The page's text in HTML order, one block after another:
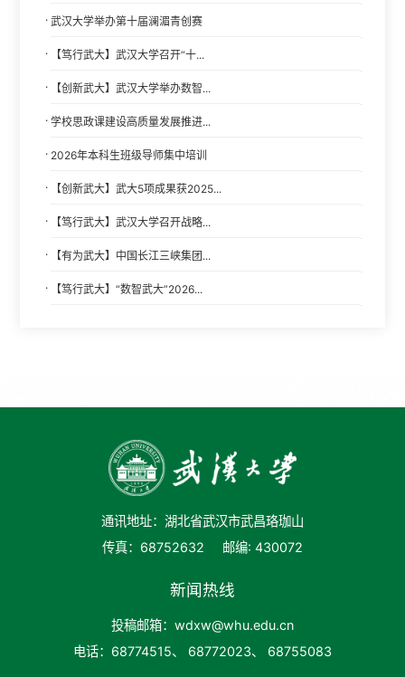
· 武汉大学举办第十届澜湄青创赛
· 【笃行武大】武汉大学召开“十...
· 【创新武大】武汉大学举办数智...
· 学校思政课建设高质量发展推进...
· 2026年本科生班级导师集中培训
· 【创新武大】武大5项成果获2025...
· 【笃行武大】武汉大学召开战略...
· 【有为武大】中国长江三峡集团...
· 【笃行武大】“数智武大”2026...
通讯地址：湖北省武汉市武昌珞珈山
传真：68752632
邮编: 430072
新闻热线
投稿邮箱：wdxw@whu.edu.cn
电话：68774515、 68772023、 68755083